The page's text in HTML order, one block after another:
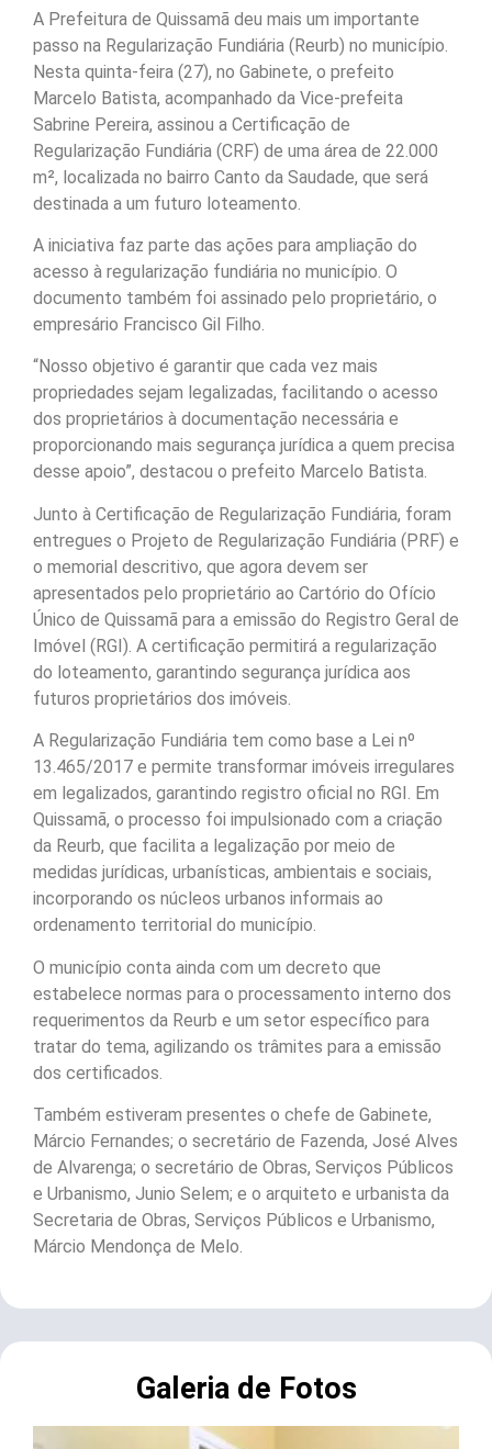
A Prefeitura de Quissamã deu mais um importante
passo na Regularização Fundiária (Reurb) no município.
Nesta quinta-feira (27), no Gabinete, o prefeito
Marcelo Batista, acompanhado da Vice-prefeita
Sabrine Pereira, assinou a Certificação de
Regularização Fundiária (CRF) de uma área de 22.000
m², localizada no bairro Canto da Saudade, que será
destinada a um futuro loteamento.
A iniciativa faz parte das ações para ampliação do
acesso à regularização fundiária no município. O
documento também foi assinado pelo proprietário, o
empresário Francisco Gil Filho.
“Nosso objetivo é garantir que cada vez mais
propriedades sejam legalizadas, facilitando o acesso
dos proprietários à documentação necessária e
proporcionando mais segurança jurídica a quem precisa
desse apoio”, destacou o prefeito Marcelo Batista.
Junto à Certificação de Regularização Fundiária, foram
entregues o Projeto de Regularização Fundiária (PRF) e
o memorial descritivo, que agora devem ser
apresentados pelo proprietário ao Cartório do Ofício
Único de Quissamã para a emissão do Registro Geral de
Imóvel (RGI). A certificação permitirá a regularização
do loteamento, garantindo segurança jurídica aos
futuros proprietários dos imóveis.
A Regularização Fundiária tem como base a Lei nº
13.465/2017 e permite transformar imóveis irregulares
em legalizados, garantindo registro oficial no RGI. Em
Quissamã, o processo foi impulsionado com a criação
da Reurb, que facilita a legalização por meio de
medidas jurídicas, urbanísticas, ambientais e sociais,
incorporando os núcleos urbanos informais ao
ordenamento territorial do município.
O município conta ainda com um decreto que
estabelece normas para o processamento interno dos
requerimentos da Reurb e um setor específico para
tratar do tema, agilizando os trâmites para a emissão
dos certificados.
Também estiveram presentes o chefe de Gabinete,
Márcio Fernandes; o secretário de Fazenda, José Alves
de Alvarenga; o secretário de Obras, Serviços Públicos
e Urbanismo, Junio Selem; e o arquiteto e urbanista da
Secretaria de Obras, Serviços Públicos e Urbanismo,
Márcio Mendonça de Melo.
Galeria de Fotos